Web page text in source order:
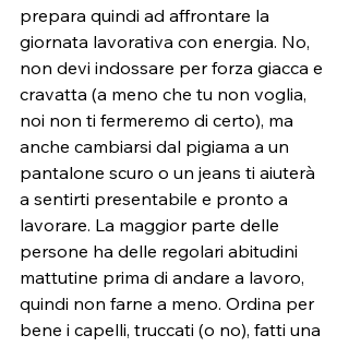
prepara quindi ad affrontare la
giornata lavorativa con energia. No,
non devi indossare per forza giacca e
cravatta (a meno che tu non voglia,
noi non ti fermeremo di certo), ma
anche cambiarsi dal pigiama a un
pantalone scuro o un jeans ti aiuterà
a sentirti presentabile e pronto a
lavorare. La maggior parte delle
persone ha delle regolari abitudini
mattutine prima di andare a lavoro,
quindi non farne a meno. Ordina per
bene i capelli, truccati (o no), fatti una